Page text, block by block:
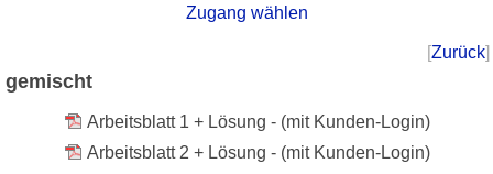
Zugang wählen
[Zurück]
gemischt
Arbeitsblatt 1 + Lösung - (mit Kunden-Login)
Arbeitsblatt 2 + Lösung - (mit Kunden-Login)